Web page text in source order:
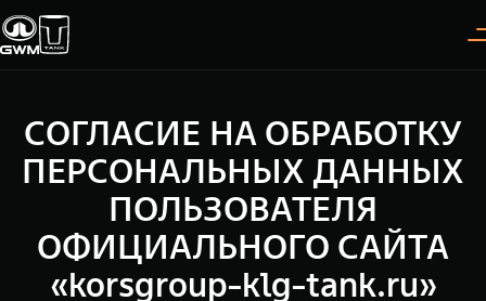
Модели
Покупателям
ВЫБОР АВТОМОБИЛЯ
Спецпредложения
Владельцам
ГАРАНТИЯ И ПОДДЕРЖКА
Гарантия
О дилере
ИНФОРМАЦИЯ
О нас
СОГЛАСИЕ НА ОБРАБОТКУ
ПЕРСОНАЛЬНЫХ ДАННЫХ
ПОЛЬЗОВАТЕЛЯ
ОФИЦИАЛЬНОГО САЙТА
«korsgroup-klg-tank.ru»